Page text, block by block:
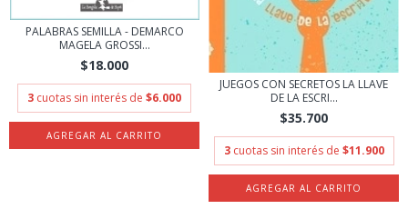
PALABRAS SEMILLA - DEMARCO
MAGELA GROSSI...
$18.000
3 cuotas sin interés de $6.000
JUEGOS CON SECRETOS LA LLAVE
DE LA ESCRI...
$35.700
3 cuotas sin interés de $11.900